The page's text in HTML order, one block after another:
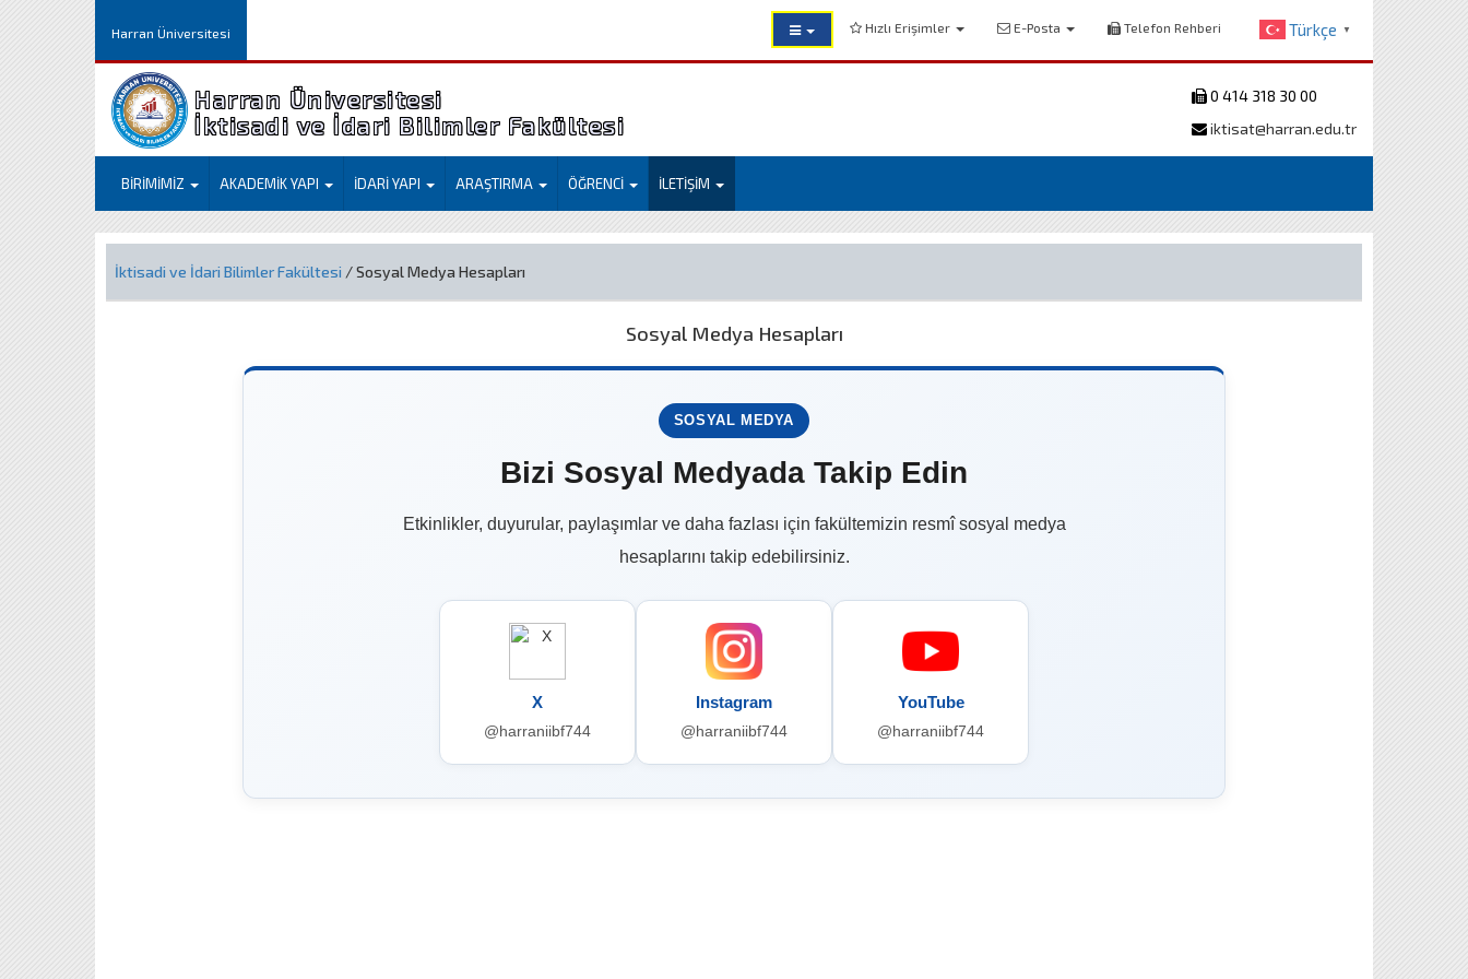
Harran Üniversitesi Hızlı Erişimler E-Posta Telefon Rehberi Türkçe ▼
Harran Üniversitesi
İktisadi ve İdari Bilimler Fakültesi
0 414 318 30 00
iktisat@harran.edu.tr
BİRİMİMİZ AKADEMİK YAPI İDARİ YAPI ARAŞTIRMA ÖĞRENCİ İLETİŞİM
İktisadi ve İdari Bilimler Fakültesi / Sosyal Medya Hesapları
Sosyal Medya Hesapları
SOSYAL MEDYA
Bizi Sosyal Medyada Takip Edin
Etkinlikler, duyurular, paylaşımlar ve daha fazlası için fakültemizin resmî sosyal medya
hesaplarını takip edebilirsiniz.
X
@harraniibf744
Instagram
@harraniibf744
YouTube
@harraniibf744